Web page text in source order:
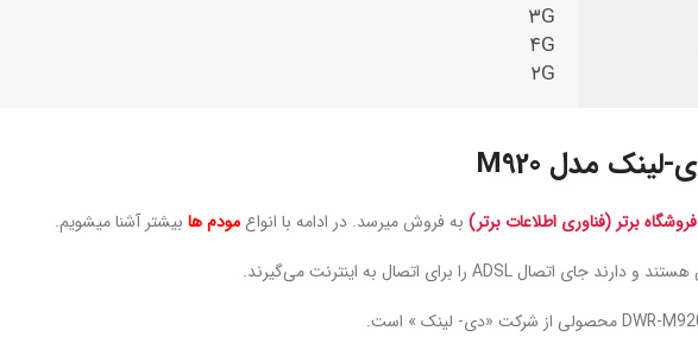
۳G
۴G
۲G
فروشگاه برتر (فناوری اطلاعات برتر) به فروش میرسد. در ادامه با انواعمودم ها بیشتر آشنا میشویم.